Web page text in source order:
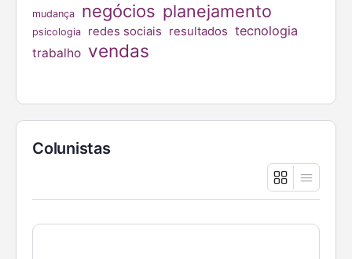
mudança negócios planejamento
psicologia redes sociais resultados tecnologia
trabalho vendas
Colunistas